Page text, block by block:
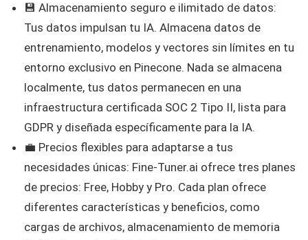
💾 Almacenamiento seguro e ilimitado de datos:
Tus datos impulsan tu IA. Almacena datos de
entrenamiento, modelos y vectores sin límites en tu
entorno exclusivo en Pinecone. Nada se almacena
localmente, tus datos permanecen en una
infraestructura certificada SOC 2 Tipo II, lista para
GDPR y diseñada específicamente para la IA.
💼 Precios flexibles para adaptarse a tus
necesidades únicas: Fine-Tuner.ai ofrece tres planes
de precios: Free, Hobby y Pro. Cada plan ofrece
diferentes características y beneficios, como
cargas de archivos, almacenamiento de memoria